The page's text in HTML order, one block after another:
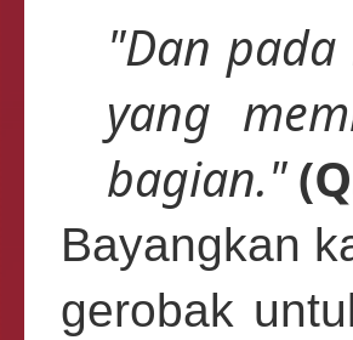
"Dan
yang
bagian."
Bayangkan
gerobak